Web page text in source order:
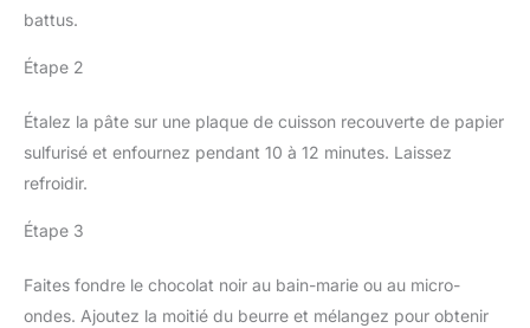
battus.
Étape 2
Étalez la pâte sur une plaque de cuisson recouverte de papier
sulfurisé et enfournez pendant 10 à 12 minutes. Laissez
refroidir.
Étape 3
Faites fondre le chocolat noir au bain-marie ou au micro-
ondes. Ajoutez la moitié du beurre et mélangez pour obtenir